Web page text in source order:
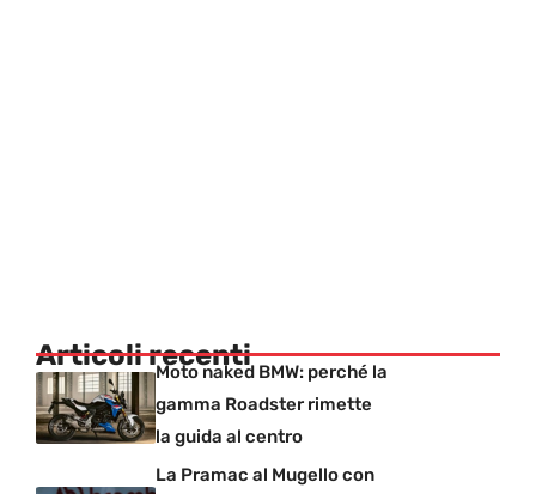
Articoli recentiMoto naked BMW: perché la
gamma Roadster rimette
la guida al centro
La Pramac al Mugello con